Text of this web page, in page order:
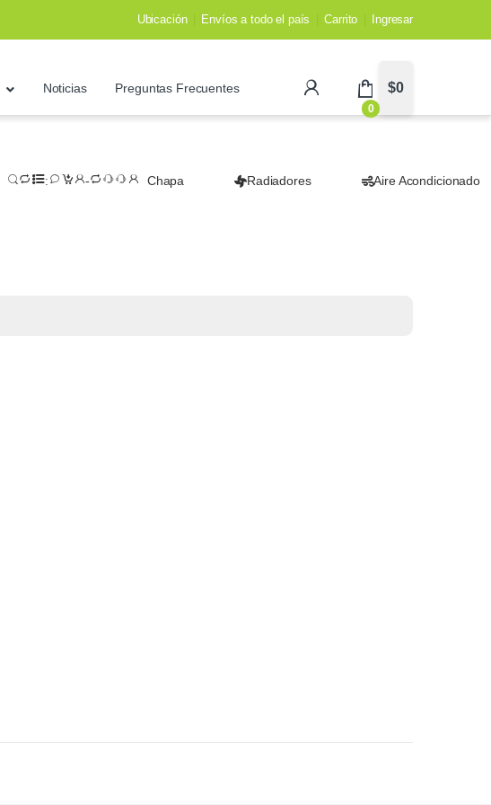
Ubicación Envíos a todo el país Carrito Ingresar
Noticias Preguntas Frecuentes
0
$0
Chapa Radiadores Aire Acondicionado